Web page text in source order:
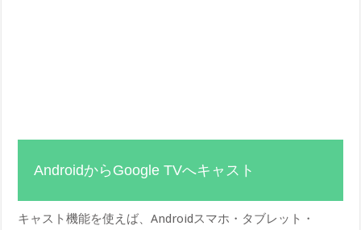
AndroidからGoogle TVへキャスト
キャスト機能を使えば、Androidスマホ・タブレット・